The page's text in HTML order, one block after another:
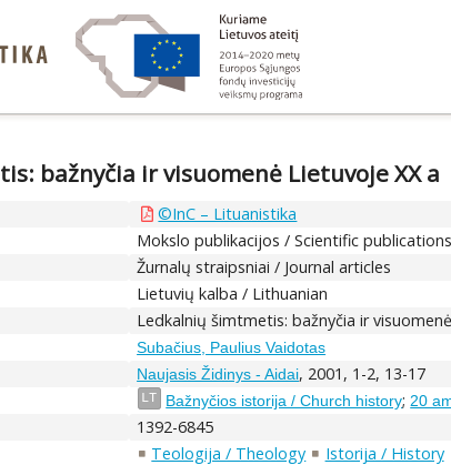
bažnyčia ir visuomenė Lietuvoje XX a
©InC – Lituanistika
Mokslo publikacijos / Scientific publications
Žurnalų straipsniai / Journal articles
Lietuvių kalba / Lithuanian
Ledkalnių šimtmetis: bažnyčia ir
Subačius, Paulius Vaidotas
Naujasis Židinys - Aidai, 2001, 1-2, 13-17
LT Bažnyčios istorija / Church history; 20
1392-6845
Teologija / Theology
Istorija / History